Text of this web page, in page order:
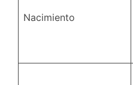
Nacimiento